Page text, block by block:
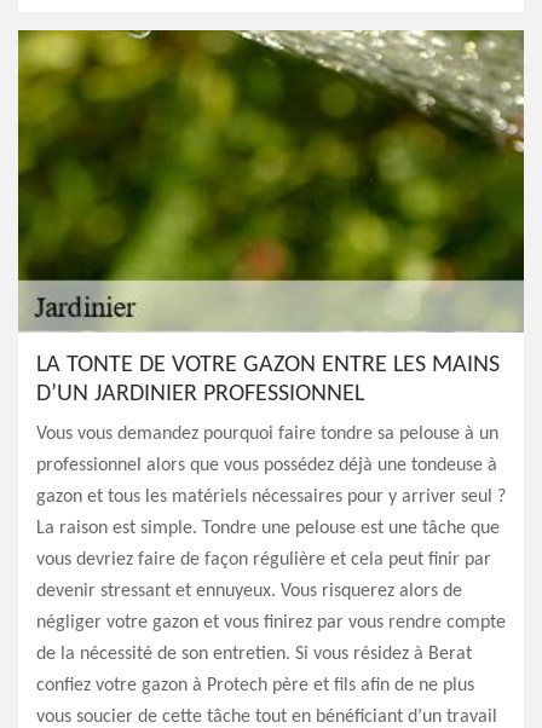
LA TONTE DE VOTRE GAZON ENTRE LES MAINS
D’UN JARDINIER PROFESSIONNEL
Vous vous demandez pourquoi faire tondre sa pelouse à un
professionnel alors que vous possédez déjà une tondeuse à
gazon et tous les matériels nécessaires pour y arriver seul ?
La raison est simple. Tondre une pelouse est une tâche que
vous devriez faire de façon régulière et cela peut finir par
devenir stressant et ennuyeux. Vous risquerez alors de
négliger votre gazon et vous finirez par vous rendre compte
de la nécessité de son entretien. Si vous résidez à Berat
confiez votre gazon à Protech père et fils afin de ne plus
vous soucier de cette tâche tout en bénéficiant d’un travail